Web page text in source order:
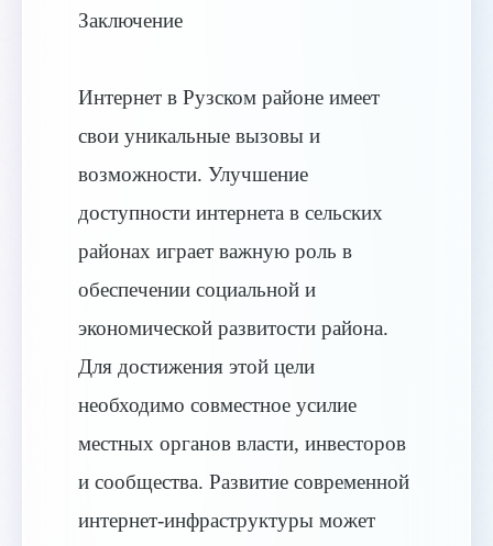
Заключение
Интернет в Рузском районе имеет
свои уникальные вызовы и
возможности. Улучшение
доступности интернета в сельских
районах играет важную роль в
обеспечении социальной и
экономической развитости района.
Для достижения этой цели
необходимо совместное усилие
местных органов власти, инвесторов
и сообщества. Развитие современной
интернет-инфраструктуры может